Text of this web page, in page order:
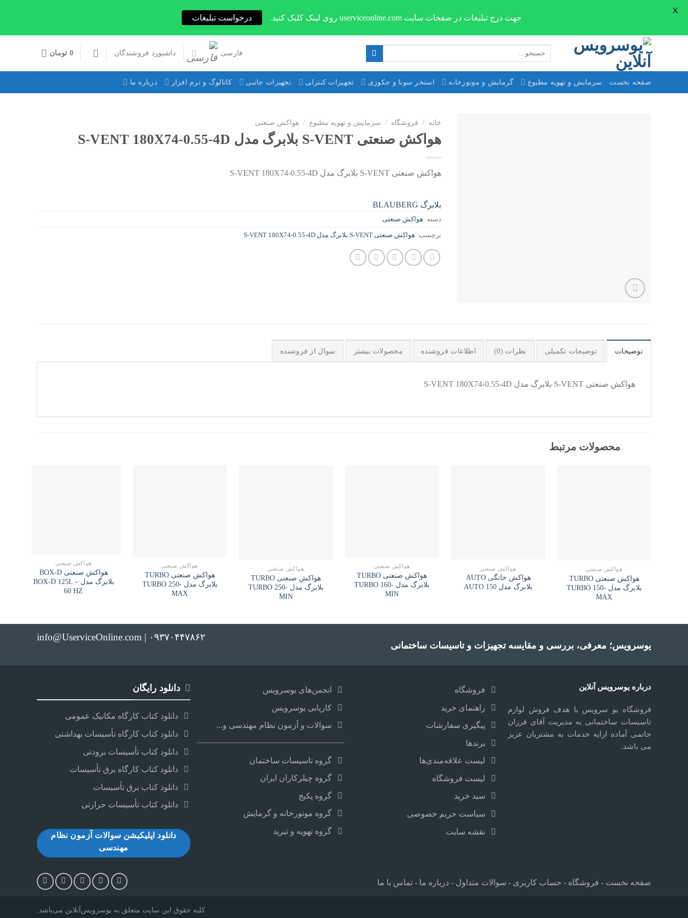
فارسی داشبورد فروشندگان 0 تومان
صفحه نخست سرمایش و تهویه مطبوع گرمایش و موتورخانه استخر سونا و جکوزی تجهیزات کنترلی تجهیزات جانبی کاتالوگ و نرم افزار درباره ما
خانه / فروشگاه / سرمایش و تهویه مطبوع / هواکش صنعتی
هواکش صنعتی S-VENT بلابرگ مدل S-VENT 180X74-0.55-4D
هواکش صنعتی S-VENT بلابرگ مدل S-VENT 180X74-0.55-4D
بلابرگ BLAUBERG
دسته: هواکش صنعتی
برچسب: هواکش صنعتی S-VENT بلابرگ مدل S-VENT 180X74-0.55-4D
توضیحات توضیحات تکمیلی نظرات (0) اطلاعات فروشنده محصولات بیشتر سوال از فروشنده
هواکش صنعتی S-VENT بلابرگ مدل S-VENT 180X74-0.55-4D
محصولات مرتبط
هواکش صنعتی
هواکش صنعتی TURBO
بلابرگ مدل TURBO 150-
MAX
هواکش صنعتی
هواکش خانگی AUTO
بلابرگ مدل AUTO 150
هواکش صنعتی
هواکش صنعتی TURBO
بلابرگ مدل TURBO 160-
MIN
هواکش صنعتی
هواکش صنعتی TURBO
بلابرگ مدل TURBO 250-
MIN
هواکش صنعتی
هواکش صنعتی TURBO
بلابرگ مدل TURBO 250-
MAX
هواکش صنعتی
هواکش صنعتی BOX-D
بلابرگ مدل BOX-D 125L –
60 HZ
یوسرویس؛ معرفی، بررسی و مقایسه تجهیزات و تاسیسات ساختمانی
info@UserviceOnline.com | ۰۹۳۷۰۴۴۷۸۶۲
درباره یوسرویس آنلاین
فروشگاه یو سرویس با هدف فروش لوازم
تاسیسات ساختمانی به مدیریت آقای فرزان
حاتمی آماده ارایه خدمات به مشتریان عزیز
می باشد.
فروشگاه
راهنمای خرید
پیگیری سفارشات
برندها
لیست علاقه‌مندی‌ها
لیست فروشگاه
سبد خرید
سیاست حریم خصوصی
نقشه سایت
انجمن‌های یوسرویس
کاریابی یوسرویس
سوالات و آزمون نظام مهندسی و...
گروه تاسیسات ساختمان
گروه چیلرکاران ایران
گروه پکیج
گروه موتورخانه و گرمایش
گروه تهویه و تبرید
دانلود رایگان
دانلود کتاب کارگاه مکانیک عمومی
دانلود کتاب کارگاه تأسیسات بهداشتی
دانلود کتاب تأسیسات برودتی
دانلود کتاب کارگاه برق تأسیسات
دانلود کتاب برق تأسیسات
دانلود کتاب تأسیسات حرارتی
دانلود اپلیکیشن سوالات آزمون نظام
مهندسی
صفحه نخست - فروشگاه - حساب کاربری - سوالات متداول - درباره ما - تماس با ما
کلیه حقوق این سایت متعلق به یوسرویس‌آنلاین می‌‌باشد.
جهت درج تبلیغات در صفحات سایت userviceonline.com روی لینک کلیک کنید. درخواست تبلیغات
X